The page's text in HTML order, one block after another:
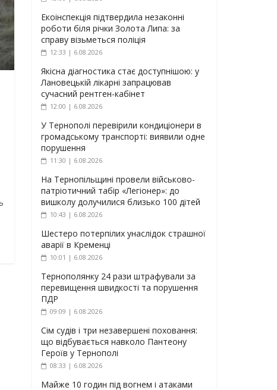
Екоінспекція підтвердила незаконні
роботи біля річки Золота Липа: за
справу візьметься поліція
12:33 | 6.08.2026
Якісна діагностика стає доступнішою: у
Лановецькій лікарні запрацював
сучасний рентген-кабінет
12:00 | 6.08.2026
У Тернополі перевірили кондиціонери в
громадському транспорті: виявили одне
порушення
11:30 | 6.08.2026
На Тернопільщині провели військово-
патріотичний табір «Легіонер»: до
вишколу долучилися близько 100 дітей
10:43 | 6.08.2026
Шестеро потерпілих унаслідок страшної
аварії в Кременці
10:01 | 6.08.2026
Тернополянку 24 рази штрафували за
перевищення швидкості та порушення
ПДР
09:09 | 6.08.2026
Сім судів і три незавершені поховання:
що відбувається навколо Пантеону
Героїв у Тернополі
08:33 | 6.08.2026
Майже 10 годин під вогнем і атаками